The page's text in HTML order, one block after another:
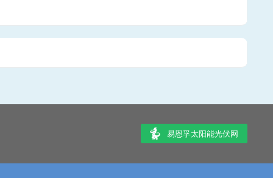
易恩孚太阳能光伏网